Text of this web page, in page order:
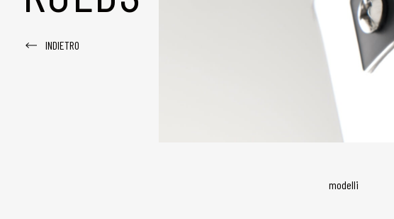
INDIETRO
modelli